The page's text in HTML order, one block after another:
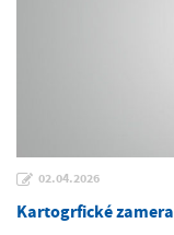
02.04.2026
Kartogrfické